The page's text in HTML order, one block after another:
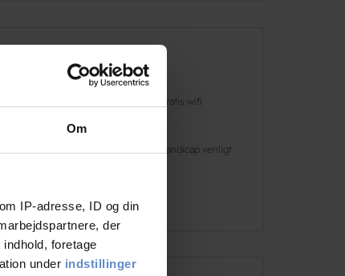
Om
IP-adresse, ID og din
der
foretage
under indstillinger
Gratis wifi
Handicap venligt